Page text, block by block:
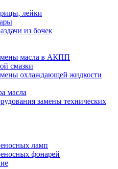
лейки
из бочек
масла в АКПП
смазки
охлаждающей жидкости
масла
замены технических
ламп
фонарей